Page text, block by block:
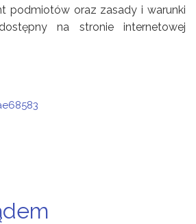
podmiotów oraz zasady i warunki
na stronie internetowej